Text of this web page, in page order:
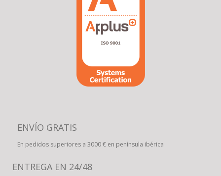
ENVÍO GRATIS
En pedidos superiores a 3000 € en península ibérica
ENTREGA EN 24/48